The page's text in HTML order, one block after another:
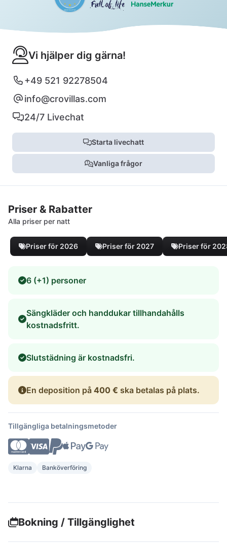
Vi hjälper dig gärna!
+49 521 92278504
info@crovillas.com
24/7 Livechat
Starta livechatt
Vanliga frågor
Priser & Rabatter
Alla priser per natt
Priser för 2026 Priser för 2027 Priser för
6 (+1) personer
Sängkläder och handdukar tillhandahålls
kostnadsfritt.
Slutstädning är kostnadsfri.
En deposition på 400 € ska betalas på plats.
Tillgängliga betalningsmetoder
Klarna Banköverföring
Bokning / Tillgänglighet